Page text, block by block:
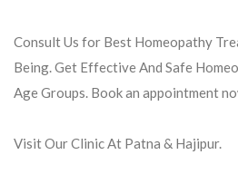
Consult Us for Best Homeopathy
Being. Get Effective And Safe
Age Groups. Book an appointment
Visit Our Clinic At Patna & Hajipur.